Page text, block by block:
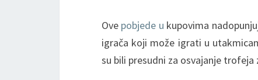
Ove pobjede u kupovima
igrača koji može igrati u
su bili presudni za osvajanje trofeja